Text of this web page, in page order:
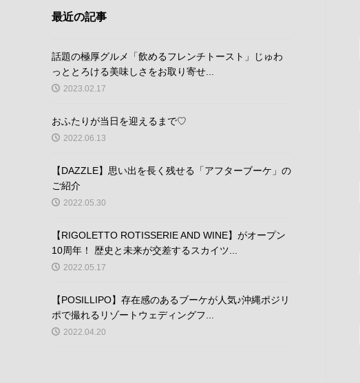
最近の記事
話題の極厚グルメ「飲めるフレンチトースト」じゅわ
っととろける美味しさをお取り寄せ...
2023.02.17
おふたりが当日を迎えるまで♡
2022.06.13
【DAZZLE】思い出を長く残せる「アフターブーケ」の
ご紹介
2022.05.30
【RIGOLETTO ROTISSERIE AND WINE】がオープン
10周年！ 歴史と未来が交差するスカイツ...
2022.05.17
【POSILLIPO】存在感のあるブーケが人気♪沖縄ポジリ
ポで撮れるリゾートウェディングフ...
2022.04.20